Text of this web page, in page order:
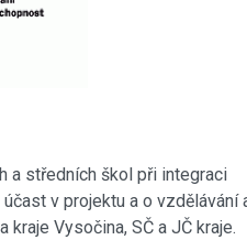
a středních škol při integraci
v projektu a o vzdělávání
Vysočina, SČ a JČ kraje.